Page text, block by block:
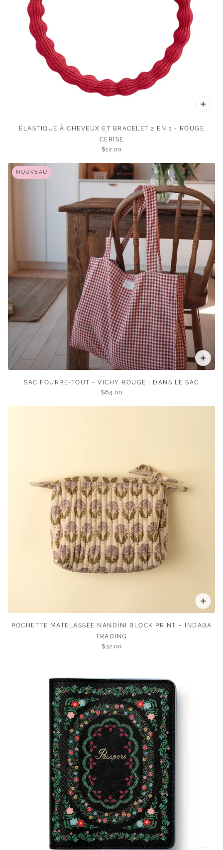
ÉLASTIQUE À CHEVEUX ET BRACELET 2 EN 1 - ROUGE
CERISE
$12.00
NOUVEAU
SAC FOURRE-TOUT - VICHY ROUGE | DANS LE SAC
$64.00
POCHETTE MATELASSÉE NANDINI BLOCK PRINT – INDABA
TRADING
$32.00